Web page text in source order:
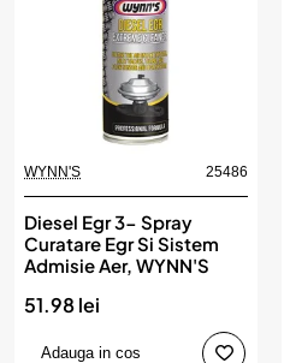
WYNN'S 25486
Diesel Egr 3- Spray
Curatare Egr Si Sistem
Admisie Aer, WYNN'S
51.98 lei
Adauga in cos